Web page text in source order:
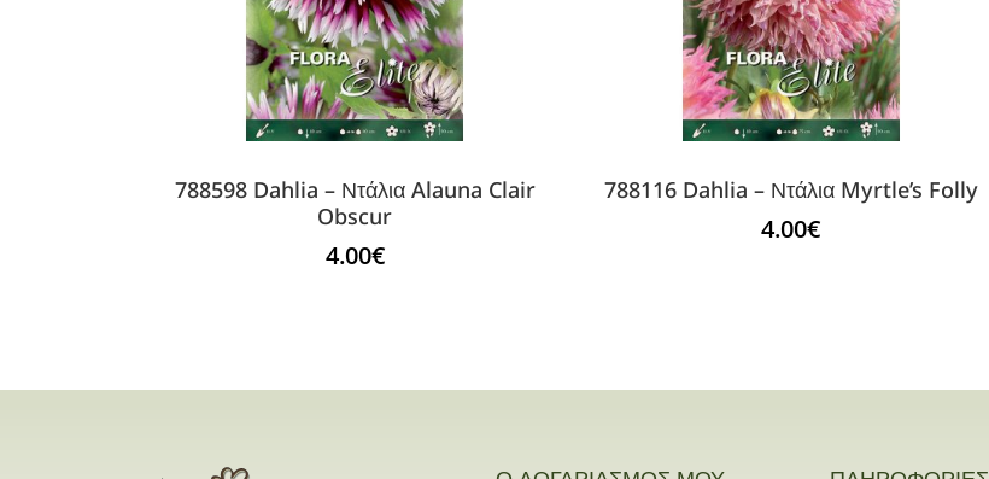
788598 Dahlia – Ντάλια Alauna Clair
Obscur
4.00€
788116 Dahlia – Ντάλια Myrtle’s Folly
4.00€